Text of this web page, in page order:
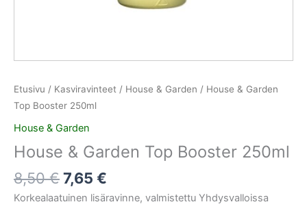
Etusivu / Kasviravinteet / House & Garden / House & Garden
Top Booster 250ml
House & Garden
House & Garden Top Booster 250ml
8,50€7,65 €
Korkealaatuinen lisäravinne, valmistettu Yhdysvalloissa